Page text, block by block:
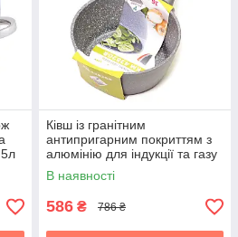
Ківш із гранітним
антипригарним покриттям з
алюмінію для індукції та газу
(1.2 л) Kamille KM-4282GR
В наявності
586 ₴ 786 ₴